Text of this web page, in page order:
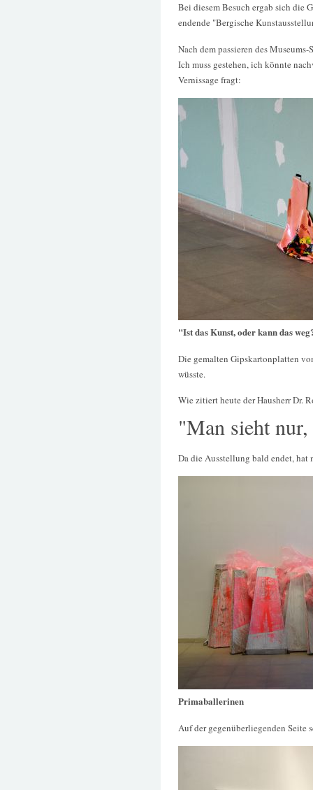
Bei diesem Besuch ergab sich die
endende "Bergische
Nach dem passieren des
Ich muss gestehen, ich könnte
Vernissage fragt:
"Ist das Kunst, oder kann das
Die gemalten Gipskartonplatten
wüsste.
Wie zitiert heute der Hausherr Dr.
"Man sieht
Da die Ausstellung bald endet, hat
Primaballerinen
Auf der gegenüberliegenden Seite